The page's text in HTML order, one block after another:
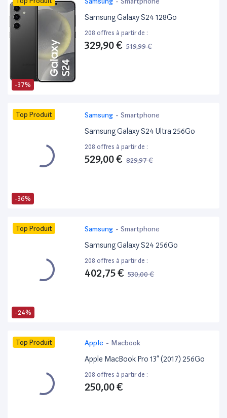
-37%
Samsung Galaxy S24 128Go
208 offres à partir de :
329,90 € 519,99 €
-36%
Top Produit Samsung - Smartphone
Samsung Galaxy S24 Ultra 256Go
208 offres à partir de :
529,00 € 829,97 €
-24%
Top Produit Samsung - Smartphone
Samsung Galaxy S24 256Go
208 offres à partir de :
402,75 € 530,00 €
Top Produit Apple - Macbook
Apple MacBook Pro 13” (2017) 256Go
208 offres à partir de :
250,00 €